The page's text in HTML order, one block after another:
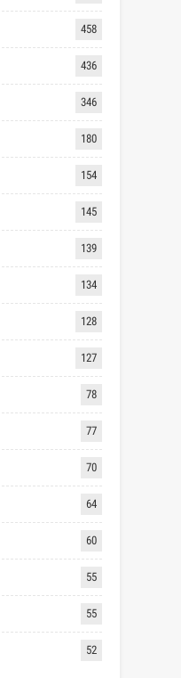
458
436
346
180
154
145
139
134
128
127
78
77
70
64
60
55
55
52